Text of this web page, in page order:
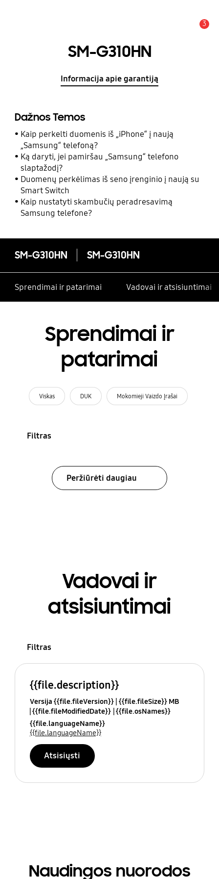
3
SM-G310HN
Informacija apie garantiją
Dažnos Temos
Kaip perkelti duomenis iš „iPhone“ į naują
„Samsung“ telefoną?
Ką daryti, jei pamiršau „Samsung“ telefono
slaptažodį?
Duomenų perkėlimas iš seno įrenginio į naują su
Smart Switch
Kaip nustatyti skambučių peradresavimą
Samsung telefone?
SM-G310HN SM-G310HN
Sprendimai ir patarimai Vadovai ir atsisiuntimai
Sprendimai ir
patarimai
Viskas DUK Mokomieji Vaizdo Įrašai
Filtras
Peržiūrėti daugiau
Vadovai ir
atsisiuntimai
Filtras
{{file.description}}
Versija {{file.fileVersion}} {{file.fileSize}} MB
{{file.fileModifiedDate}} {{file.osNames}}
{{file.languageName}}
{{file.languageName}}
Atsisiųsti
Naudingos nuorodos